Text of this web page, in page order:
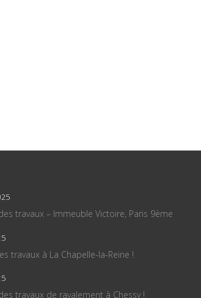
travaux – Immeuble Victoire, Paris 9ème
travaux à La Chapelle-la-Reine !
travaux de ravalement à Chessy !